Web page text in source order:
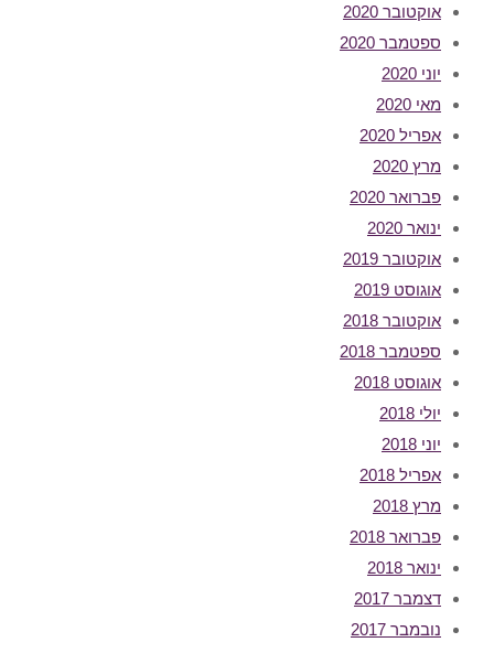
אוקטובר 2020
ספטמבר 2020
יוני 2020
מאי 2020
אפריל 2020
מרץ 2020
פברואר 2020
ינואר 2020
אוקטובר 2019
אוגוסט 2019
אוקטובר 2018
ספטמבר 2018
אוגוסט 2018
יולי 2018
יוני 2018
אפריל 2018
מרץ 2018
פברואר 2018
ינואר 2018
דצמבר 2017
נובמבר 2017